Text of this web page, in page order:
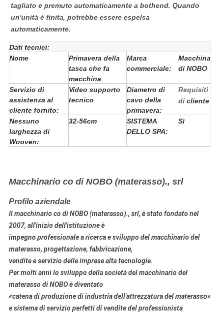
tagliato e premuto automaticamente a bothend. Quando
un'unità è finita, potrebbe essere espelsa
automaticamente.
Dati tecnici:
Nome
Primavera della
tasca che fa
macchina
Marca
commerciale:
Macchina
di NOBO
Servizio di
assistenza al
cliente fornito:
Video supporto
tecnico
Diametro di
cavo della
primavera:
Requisiti
dicliente
Nessuno
larghezza di
Wooven:
32-56cm
SISTEMA
DELLO SPA:
Sì
Macchinario co di NOBO (materasso)., srl
Profilo aziendale
Il macchinario co di NOBO (materasso)., srl, è stato fondato nel
2007, all'inizio dell'istituzione è
impegno professionale aricerca e sviluppodel macchinariodel
materasso, progettazione, fabbricazione,
vendite e servizio delle imprese alta tecnologie.
Per molti anni lo sviluppo della società del macchinario del
materasso di NOBO è diventato
«catena di produzione di industria dell'attrezzatura del materasso»
e sistema di servizio perfetti di vendite del professionista